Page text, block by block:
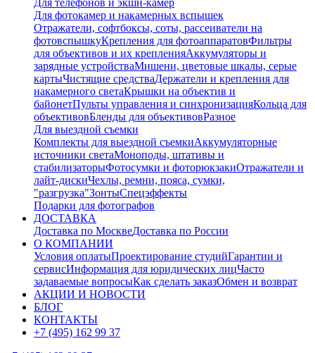
Для телефонов и экшн-камер
Для фотокамер и накамерных вспышек
Отражатели, софтбоксы, соты, рассеиватели на
фотовспышкуКрепления для фотоаппаратовФильтры
для объективов и их крепленияАккумуляторы и
зарядные устройстваМишени, цветовые шкалы, серые
картыЧистящие средстваДержатели и крепления для
накамерного светаКрышки на объектив и
байонетПульты управления и синхронизацияКольца для
объективовБленды для объективовРазное
Для выездной съемки
Комплекты для выездной съемкиАккумуляторные
источники светаМоноподы, штативы и
стабилизаторыФотосумки и фоторюкзакиОтражатели и
лайт-дискиЧехлы, ремни, пояса, сумки,
"разгрузка"ЗонтыСпецэффекты
Подарки для фотографов
ДОСТАВКА
Доставка по МосквеДоставка по России
О КОМПАНИИ
Условия оплатыПроектирование студийГарантии и
сервисИнформация для юридических лицЧасто
задаваемые вопросыКак сделать заказОбмен и возврат
АКЦИИ И НОВОСТИ
БЛОГ
КОНТАКТЫ
+7 (495) 162 99 37